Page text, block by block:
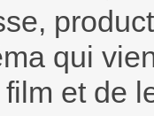
qui
film et de